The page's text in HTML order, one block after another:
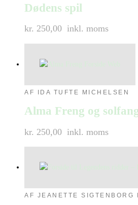
Dødens spil
kr. 250,00 inkl. moms
AF IDA TUFTE MICHELSEN
Alma Freng og
kr. 250,00 inkl. moms
AF JEANETTE SIGTENBORG